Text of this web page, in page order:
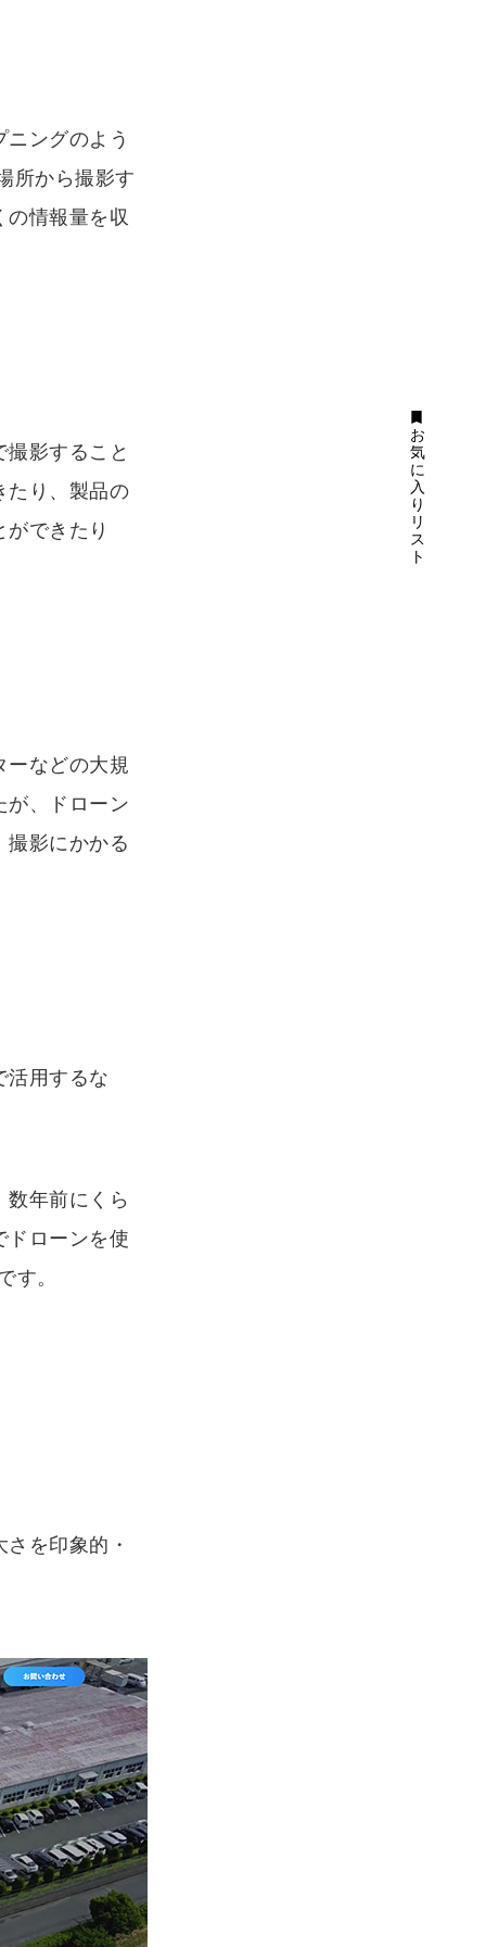
お
気
に
入
り
リ
ス
ト
ングのよう
所から撮影す
の情報量を収
影すること
たり、製品の
できたり
ーなどの大規
が、ドローン
撮影にかかる
活用するな
数年前にくら
ドローンを使
す。
を印象的・